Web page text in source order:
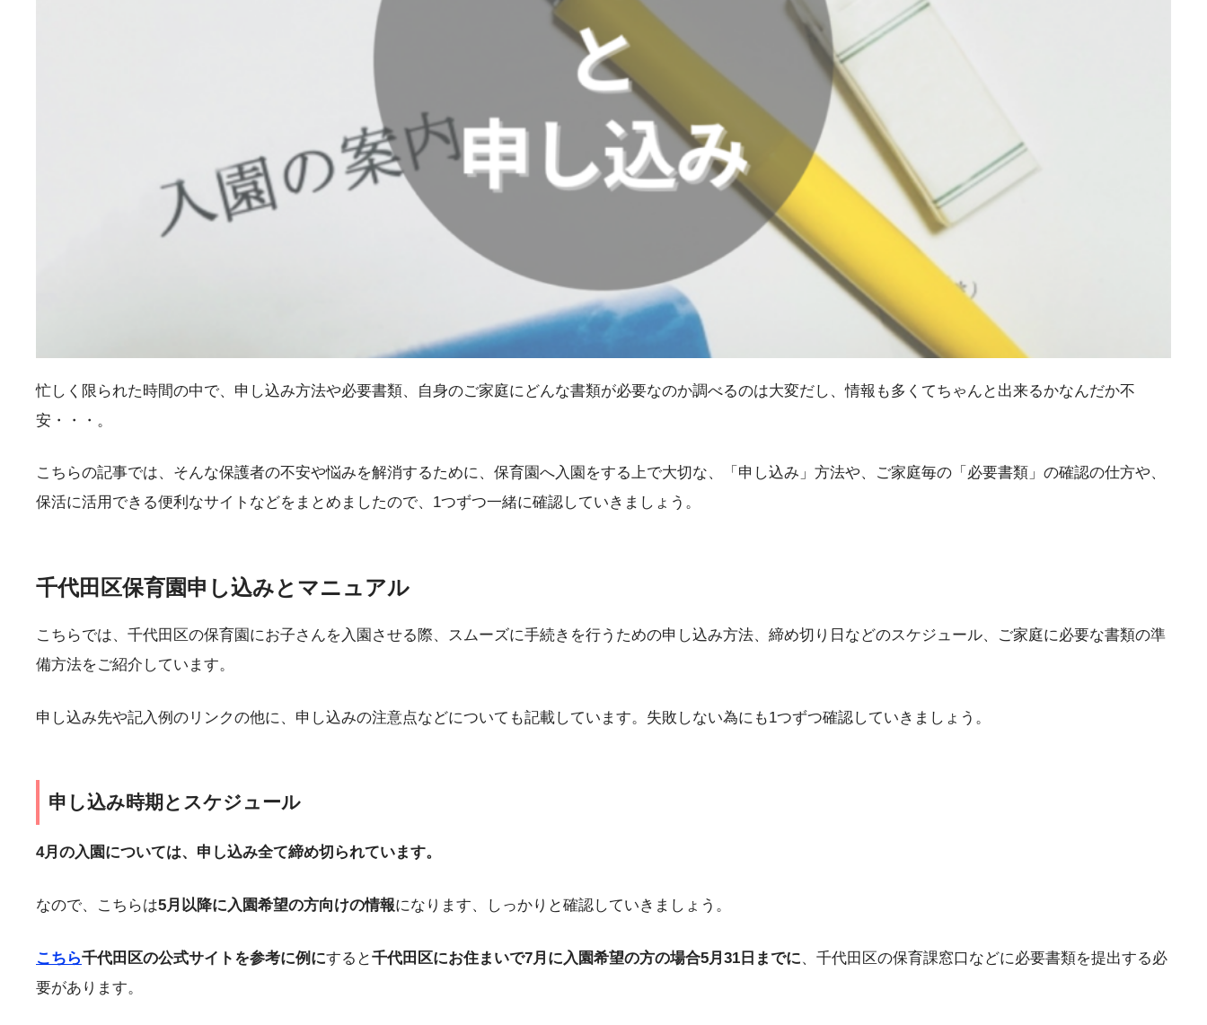
忙しく限られた時間の中で、申し込み方法や必要書類、自身のご家庭にどんな書類が必要なのか調べるのは大変だし、情報も多くてちゃんと出来るかなんだか不
安・・・。
こちらの記事では、そんな保護者の不安や悩みを解消するために、保育園へ入園をする上で大切な、「申し込み」方法や、ご家庭毎の「必要書類」の確認の仕方や、
保活に活用できる便利なサイトなどをまとめましたので、1つずつ一緒に確認していきましょう。
千代田区保育園申し込みとマニュアル
こちらでは、千代田区の保育園にお子さんを入園させる際、スムーズに手続きを行うための申し込み方法、締め切り日などのスケジュール、ご家庭に必要な書類の準
備方法をご紹介しています。
申し込み先や記入例のリンクの他に、申し込みの注意点などについても記載しています。失敗しない為にも1つずつ確認していきましょう。
申し込み時期とスケジュール
4月の入園については、申し込み全て締め切られています。
なので、こちらは5月以降に入園希望の方向けの情報になります、しっかりと確認していきましょう。
こちら千代田区の公式サイトを参考に例にすると千代田区にお住まいで7月に入園希望の方の場合5月31日までに、千代田区の保育課窓口などに必要書類を提出する必
要があります。